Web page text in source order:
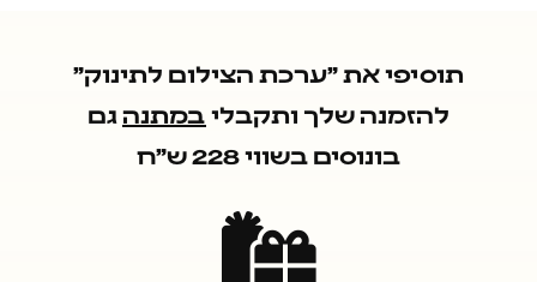
תוסיפי את ״ערכת הצילום לתינוק״
להזמנה שלך ותקבליבמתנהגם
בונוסים בשווי 228 ש״ח